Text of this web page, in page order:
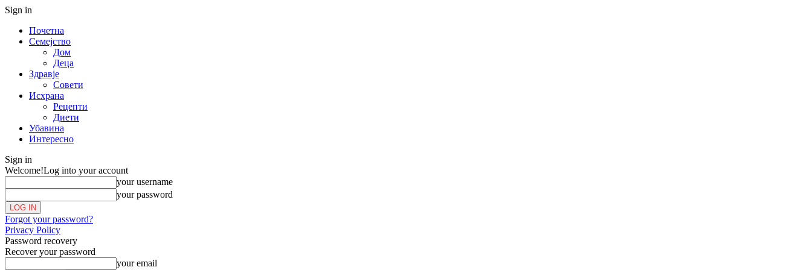
Sign in
Почетна
Семејство
Дом
Деца
Здравје
Совети
Исхрана
Рецепти
Диети
Убавина
Интересно
Sign in
Welcome!Log into your account
your username
your password
Forgot your password?
Privacy Policy
Password recovery
Recover your password
your email